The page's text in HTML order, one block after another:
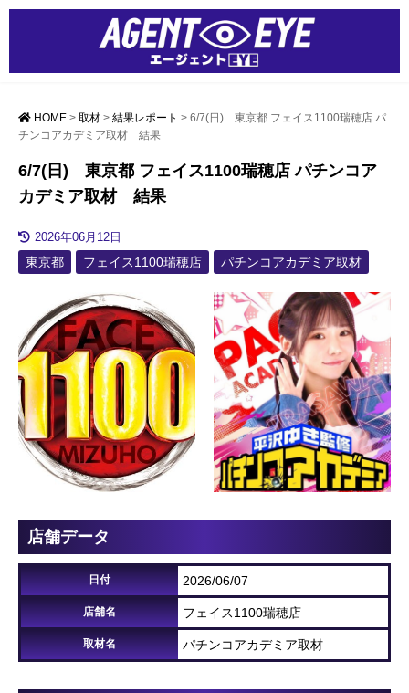
HOME > 取材 > 結果レポート > 6/7(日) 東京都 フェイス1100瑞穂店 パ
チンコアカデミア取材 結果
6/7(日) 東京都 フェイス1100瑞穂店 パチンコア
カデミア取材 結果
2026年06月12日
東京都 フェイス1100瑞穂店 パチンコアカデミア取材
店舗データ
日付 2026/06/07
店舗名 フェイス1100瑞穂店
取材名 パチンコアカデミア取材